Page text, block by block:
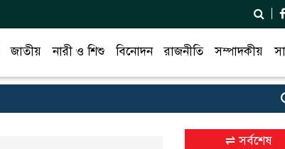
জাতীয় নারী ও শিশু বিনোদন রাজনীতি সম্পাদকীয়
⇌ সর্বশেষ